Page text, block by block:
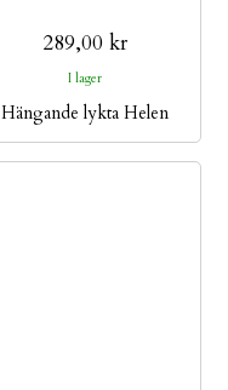
289,00 kr
I lager
Hängande lykta Helen